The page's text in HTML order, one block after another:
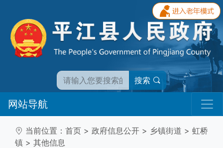
搜索
网站导航
当前位置： 首页 > 政府信息公开 > 乡镇街道 > 虹桥
镇 > 其他信息